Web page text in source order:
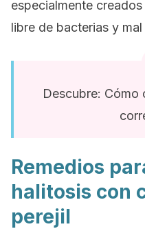
especialmente
libre de bacterias y mal
Descubre: Cómo
Remedios
halitosis con
perejil